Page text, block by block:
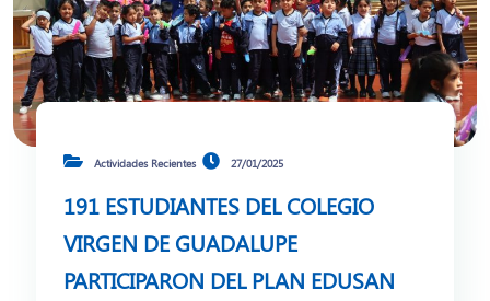
Actividades Recientes 27/01/2025
191 ESTUDIANTES DEL COLEGIO
VIRGEN DE GUADALUPE
PARTICIPARON DEL PLAN EDUSAN